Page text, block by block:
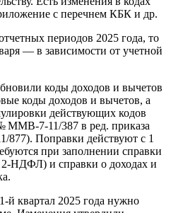
с перечнем КБК и др.
периодов 2025 года, то
— в зависимости от учетной
коды доходов и вычетов
коды доходов и вычетов, а
действующих кодов
ММВ-7-11/387 в ред. приказа
Поправки действуют с 1
при заполнении справки
НДФЛ) и справки о доходах и
й квартал 2025 года нужно